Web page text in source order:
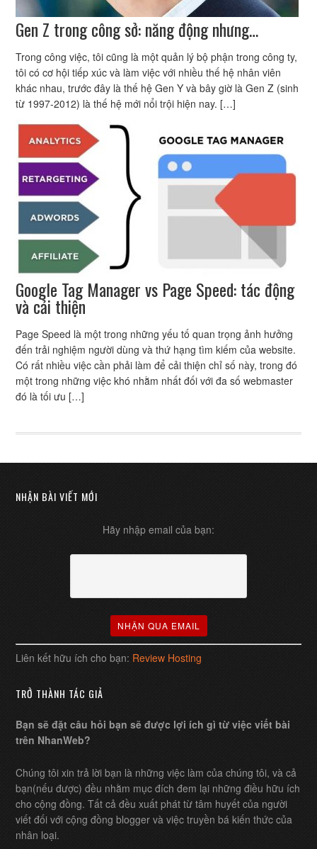
Gen Z trong công sở: năng động nhưng…
Trong công việc, tôi cũng là một quản lý bộ phận trong công ty,
tôi có cơ hội tiếp xúc và làm việc với nhiều thế hệ nhân viên
khác nhau, trước đây là thế hệ Gen Y và bây giờ là Gen Z (sinh
từ 1997-2012) là thế hệ mới nổi trội hiện nay. […]
Google Tag Manager vs Page Speed: tác động
và cải thiện
Page Speed là một trong những yếu tố quan trọng ảnh hưởng
đến trải nghiệm người dùng và thứ hạng tìm kiếm của website.
Có rất nhiều việc cần phải làm để cải thiện chỉ số này, trong đó
một trong những việc khó nhằm nhất đối với đa số webmaster
đó là tối ưu […]
NHẬN BÀI VIẾT MỚI
Hãy nhập email của bạn:
Liên kết hữu ích cho bạn: Review Hosting
TRỞ THÀNH TÁC GIẢ
Bạn sẽ đặt câu hỏi bạn sẽ được lợi ích gì từ việc viết bài
trên NhanWeb?
Chúng tôi xin trả lời bạn là những việc làm của chúng tôi, và cả
bạn(nếu được) đều nhằm mục đích đem lại những điều hữu ích
cho cộng đồng. Tất cả đều xuất phát từ tâm huyết của người
viết đối với cộng đồng blogger và việc truyền bá kiến thức của
nhân loại.